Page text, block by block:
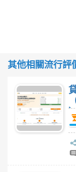
其他相關流行評